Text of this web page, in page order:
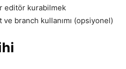
editör kurabilmek
branch kullanımı (opsiyonel)